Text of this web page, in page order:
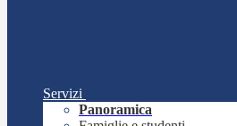
Servizi
Panoramica